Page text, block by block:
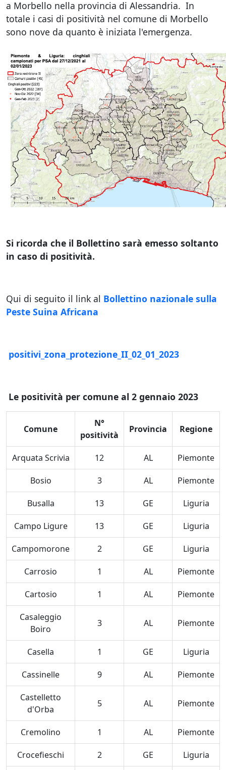
a Morbello nella provincia di Alessandria. In
totale i casi di positività nel comune di Morbello
sono nove da quanto è iniziata l'emergenza.
Si ricorda che il Bollettino sarà emesso soltanto
in caso di positività.
Qui di seguito il link al Bollettino nazionale sulla
Peste Suina Africana
positivi_zona_protezione_II_02_01_2023
Le positività per comune al 2 gennaio 2023
Comune
N°
positività
Provincia Regione
Arquata Scrivia 12 AL Piemonte
Bosio 3 AL Piemonte
Busalla 13 GE Liguria
Campo Ligure 13 GE Liguria
Campomorone 2 GE Liguria
Carrosio 1 AL Piemonte
Cartosio 1 AL Piemonte
Casaleggio
Boiro
3 AL Piemonte
Casella 1 GE Liguria
Cassinelle 9 AL Piemonte
Castelletto
d'Orba
5 AL Piemonte
Cremolino 1 AL Piemonte
Crocefieschi 2 GE Liguria